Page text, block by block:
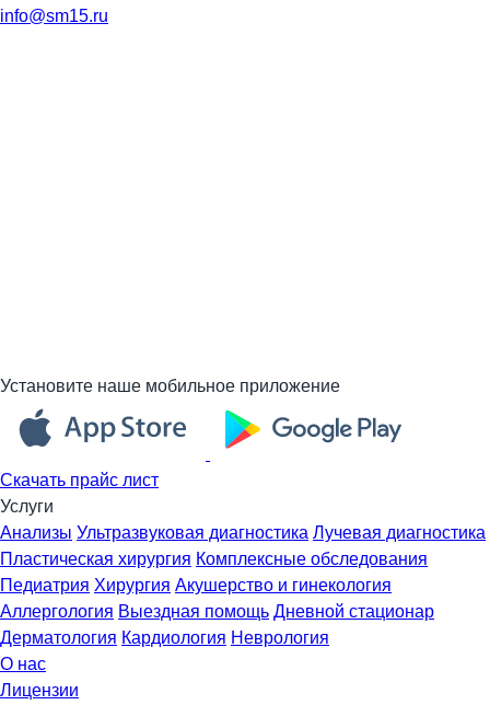
info@sm15.ru
Установите наше мобильное приложение
Скачать прайс лист
Услуги
Анализы Ультразвуковая диагностика Лучевая диагностика
Пластическая хирургия Комплексные обследования
Педиатрия Хирургия Акушерство и гинекология
Аллергология Выездная помощь Дневной стационар
Дерматология Кардиология Неврология
О нас
Лицензии